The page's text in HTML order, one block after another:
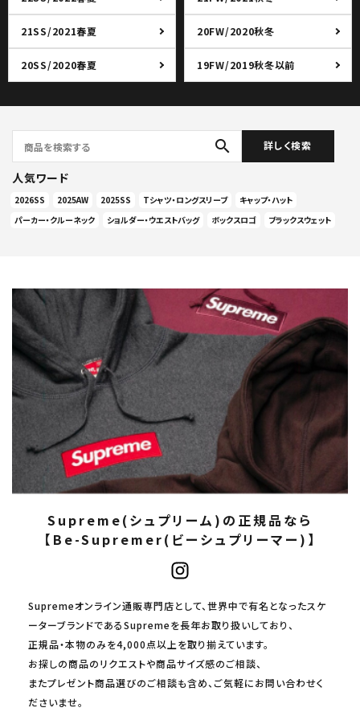
21SS/2021春夏 20FW/2020秋冬
20SS/2020春夏 19FW/2019秋冬以前
search 詳しく検索
人気ワード
2026SS 2025AW 2025SS Tシャツ・ロングスリーブ
キャップ・ハット
パーカー・クルーネック
ショルダー・ウエストバッグ ボックスロゴ ブラックスウェット
Supreme(シュプリーム)の正規品なら
【Be-Supremer(ビーシュプリーマー)】
Supremeオンライン通販専門店として、世界中で有名となったスケ
ーターブランドであるSupremeを長年お取り扱いしており、
正規品・本物のみを4,000点以上を取り揃えています。
お探しの商品のリクエストや商品サイズ感のご相談、
またプレゼント商品選びのご相談も含め、ご気軽にお問い合わせく
ださいませ。